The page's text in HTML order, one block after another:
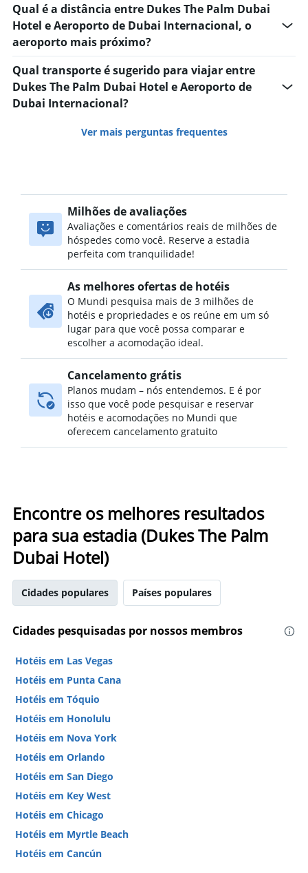
Qual é a distância entre Dukes The Palm Dubai
Hotel e Aeroporto de Dubai Internacional, o
aeroporto mais próximo?
Qual transporte é sugerido para viajar entre
Dukes The Palm Dubai Hotel e Aeroporto de
Dubai Internacional?
Ver mais perguntas frequentes
Milhões de avaliações
Avaliações e comentários reais de milhões de
hóspedes como você. Reserve a estadia
perfeita com tranquilidade!
As melhores ofertas de hotéis
O Mundi pesquisa mais de 3 milhões de
hotéis e propriedades e os reúne em um só
lugar para que você possa comparar e
escolher a acomodação ideal.
Cancelamento grátis
Planos mudam – nós entendemos. E é por
isso que você pode pesquisar e reservar
hotéis e acomodações no Mundi que
oferecem cancelamento gratuito
Encontre os melhores resultados
para sua estadia (Dukes The Palm
Dubai Hotel)
Cidades populares Países populares
Cidades pesquisadas por nossos membros
Hotéis em Las Vegas
Hotéis em Punta Cana
Hotéis em Tóquio
Hotéis em Honolulu
Hotéis em Nova York
Hotéis em Orlando
Hotéis em San Diego
Hotéis em Key West
Hotéis em Chicago
Hotéis em Myrtle Beach
Hotéis em Cancún